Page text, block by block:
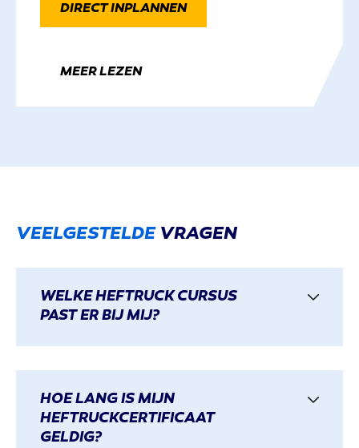
DIRECT INPLANNEN
MEER LEZEN
VEELGESTELDE VRAGEN
WELKE HEFTRUCK CURSUS
PAST ER BIJ MIJ?
HOE LANG IS MIJN
HEFTRUCKCERTIFICAAT
GELDIG?